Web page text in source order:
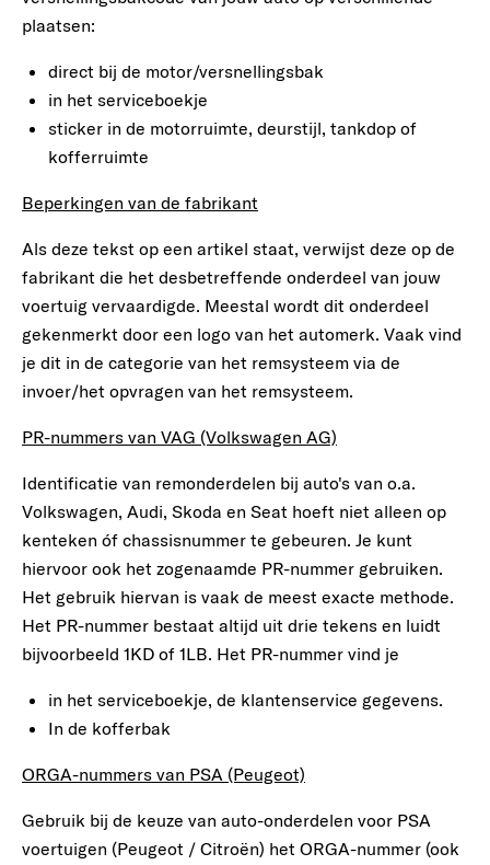
plaatsen:
direct bij de motor/versnellingsbak
in het serviceboekje
sticker in de motorruimte, deurstijl, tankdop of
kofferruimte
Beperkingen van de fabrikant
Als deze tekst op een artikel staat, verwijst deze op de
fabrikant die het desbetreffende onderdeel van jouw
voertuig vervaardigde. Meestal wordt dit onderdeel
gekenmerkt door een logo van het automerk. Vaak vind
je dit in de categorie van het remsysteem via de
invoer/het opvragen van het remsysteem.
PR-nummers van VAG (Volkswagen AG)
Identificatie van remonderdelen bij auto's van o.a.
Volkswagen, Audi, Skoda en Seat hoeft niet alleen op
kenteken óf chassisnummer te gebeuren. Je kunt
hiervoor ook het zogenaamde PR-nummer gebruiken.
Het gebruik hiervan is vaak de meest exacte methode.
Het PR-nummer bestaat altijd uit drie tekens en luidt
bijvoorbeeld 1KD of 1LB. Het PR-nummer vind je
in het serviceboekje, de klantenservice gegevens.
In de kofferbak
ORGA-nummers van PSA (Peugeot)
Gebruik bij de keuze van auto-onderdelen voor PSA
voertuigen (Peugeot / Citroën) het ORGA-nummer (ook